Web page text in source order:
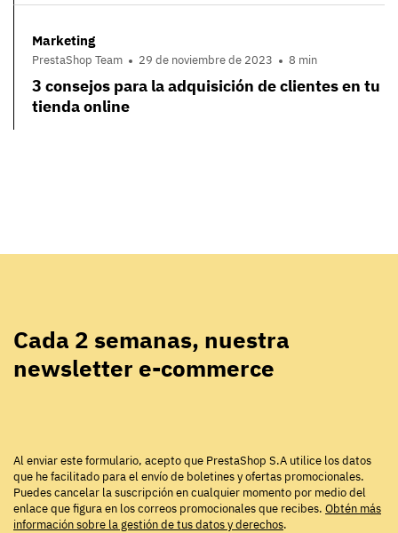
Marketing
PrestaShop Team 29 de noviembre de 2023 8 min
3 consejos para la adquisición de clientes en tu
tienda online
Cada 2 semanas, nuestra
newsletter e-commerce
Al enviar este formulario, acepto que PrestaShop S.A utilice los datos
que he facilitado para el envío de boletines y ofertas promocionales.
Puedes cancelar la suscripción en cualquier momento por medio del
enlace que figura en los correos promocionales que recibes. Obtén más
información sobre la gestión de tus datos y derechos.